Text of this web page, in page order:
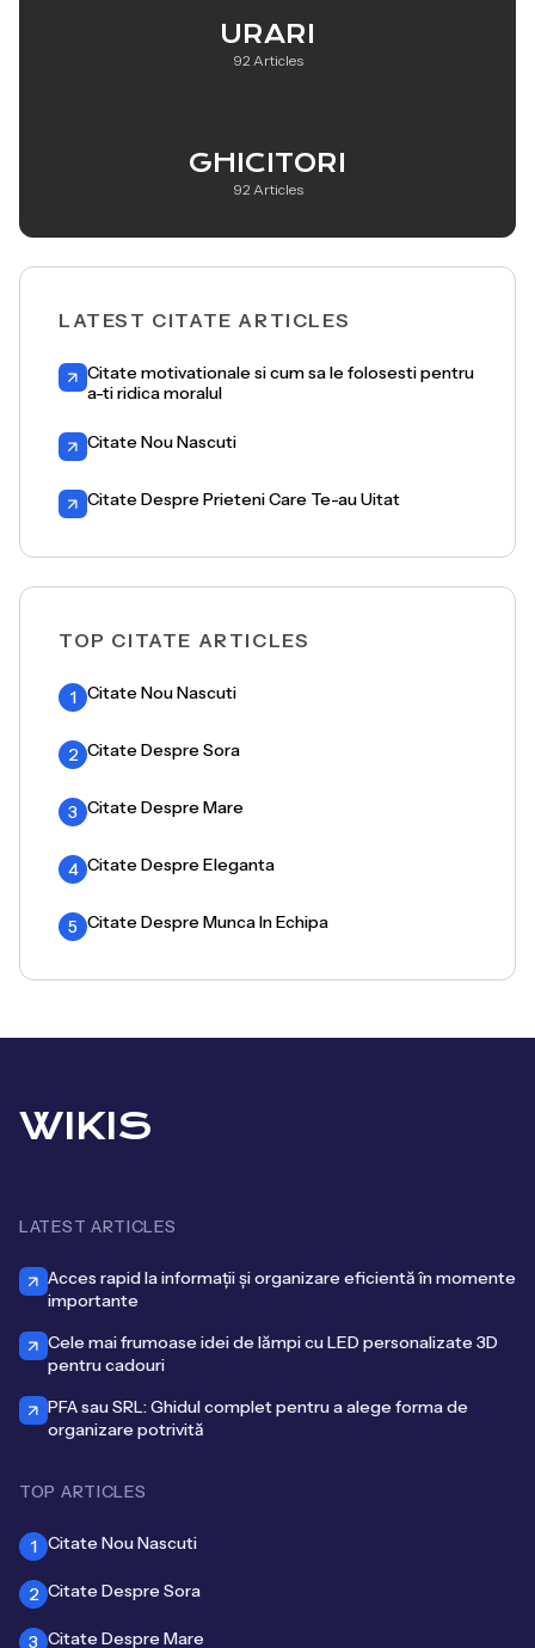
URARI
92 Articles
GHICITORI
92 Articles
LATEST CITATE ARTICLES
Citate motivationale si cum sa le folosesti pentru
a-ti ridica moralul
Citate Nou Nascuti
Citate Despre Prieteni Care Te-au Uitat
TOP CITATE ARTICLES
1 Citate Nou Nascuti
2 Citate Despre Sora
3 Citate Despre Mare
4 Citate Despre Eleganta
5 Citate Despre Munca In Echipa
WIKIS
LATEST ARTICLES
Acces rapid la informații și organizare eficientă în momente
importante
Cele mai frumoase idei de lămpi cu LED personalizate 3D
pentru cadouri
PFA sau SRL: Ghidul complet pentru a alege forma de
organizare potrivită
TOP ARTICLES
1 Citate Nou Nascuti
2 Citate Despre Sora
3 Citate Despre Mare